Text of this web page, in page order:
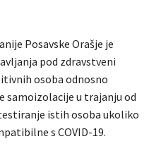
Posavske Orašje je
pod zdravstveni
osoba odnosno
samoizolacije u trajanju od
istih osoba ukoliko
s COVID-19.